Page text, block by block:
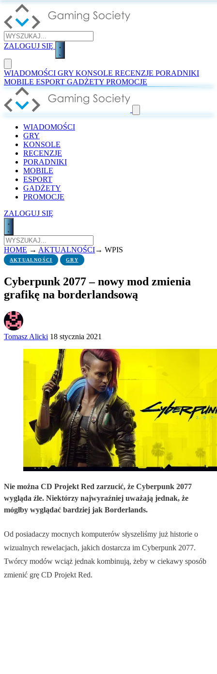
ZALOGUJ SIĘ
WIADOMOŚCI GRY KONSOLE RECENZJE PORADNIKI
MOBILE ESPORT GADŻETY PROMOCJE
WIADOMOŚCI
GRY
KONSOLE
RECENZJE
PORADNIKI
MOBILE
ESPORT
GADŻETY
PROMOCJE
ZALOGUJ SIĘ
HOME → AKTUALNOŚCI→ WPIS
AKTUALNOŚCI GRY
Cyberpunk 2077 – nowy mod zmienia
grafikę na borderlandsową
Tomasz Alicki 18 stycznia 2021
Nie można CD Projekt Red zarzucić, że Cyberpunk 2077
wygląda źle. Niektórzy najwyraźniej uważają jednak, że
mógłby wyglądać bardziej jak Borderlands.
Od posiadaczy mocnych komputerów słyszeliśmy już historie o
wizualnych rewelacjach, jakich dostarcza im Cyberpunk 2077.
Twórcy modów wciąż jednak kombinują, żeby w ciekawy sposób
zmienić grę CD Projekt Red.